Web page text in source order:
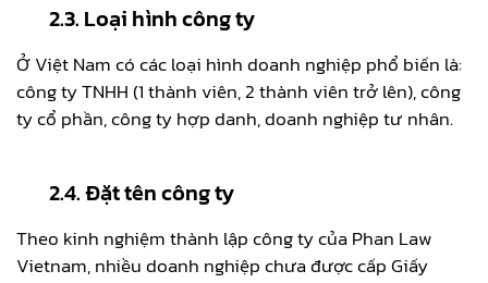
2.3. Loại hình công ty
Ở Việt Nam có các loại hình doanh nghiệp phổ biến là:
công ty TNHH (1 thành viên, 2 thành viên trở lên), công
ty cổ phần, công ty hợp danh, doanh nghiệp tư nhân.
2.4. Đặt tên công ty
Theo kinh nghiệm thành lập công ty của Phan Law
Vietnam, nhiều doanh nghiệp chưa được cấp Giấy